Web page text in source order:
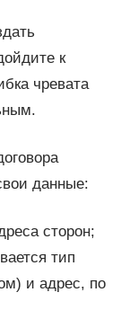
к
чревата
данные:
сторон;
тип
и адрес, по